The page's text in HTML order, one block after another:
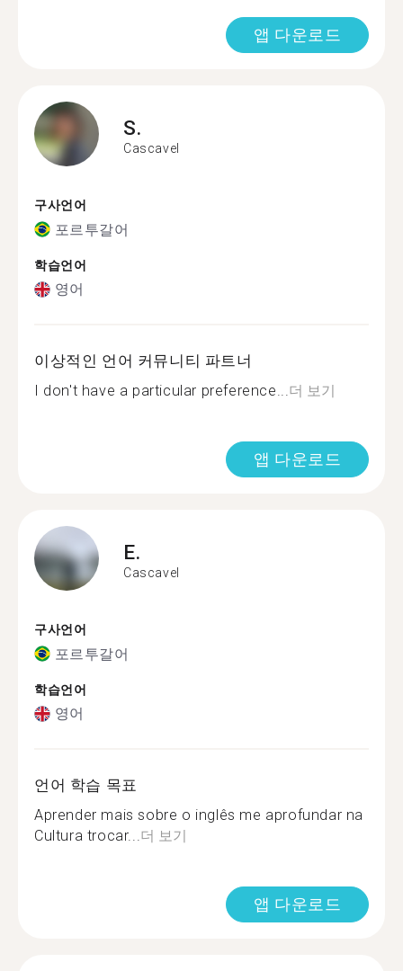
앱 다운로드
S.
Cascavel
구사언어
포르투갈어
학습언어
영어
이상적인 언어 커뮤니티 파트너
I don't have a particular preference...더 보기
앱 다운로드
E.
Cascavel
구사언어
포르투갈어
학습언어
영어
언어 학습 목표
Aprender mais sobre o inglês me aprofundar na
Cultura trocar...더 보기
앱 다운로드